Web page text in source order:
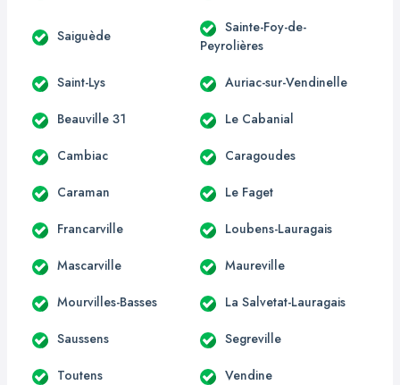
Saiguède
Sainte-Foy-de-
Peyrolières
Saint-Lys Auriac-sur-Vendinelle
Beauville 31 Le Cabanial
Cambiac Caragoudes
Caraman Le Faget
Francarville Loubens-Lauragais
Mascarville Maureville
Mourvilles-Basses La Salvetat-Lauragais
Saussens Segreville
Toutens Vendine